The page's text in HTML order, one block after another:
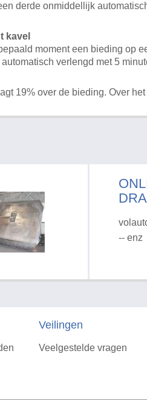
derde onmiddellijk
kavel
moment een bieding op
verlengd met 5
19% over de bieding. Over
-- enz
Veilingen
Veelgestelde vragen